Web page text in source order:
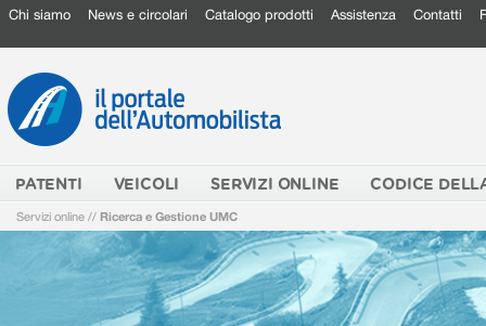
Chi siamo News e circolari Catalogo prodotti Assistenza Contatti
PATENTI VEICOLI SERVIZI ONLINE CODICE
Servizi online // Ricerca e Gestione UMC